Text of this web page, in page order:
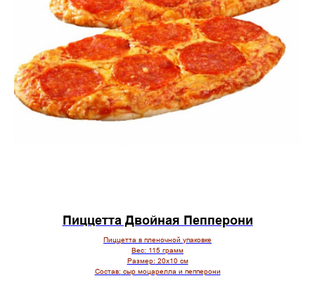
Пиццетта Двойная Пепперони
Пиццетта в пленочной упаковке
Вес: 115 грамм
Размер: 20х10 см
Состав: сыр моцарелла и пепперони